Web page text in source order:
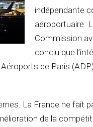
indépendante
aéroportuaire.
Commission
conclu que
de Paris
La France ne fait
de la